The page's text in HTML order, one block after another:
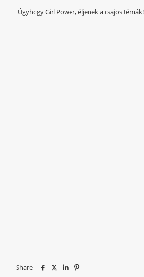
Úgyhogy Girl Power, éljenek a csajos témák!
Share